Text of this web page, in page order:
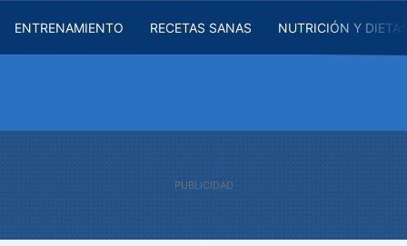
ENTRENAMIENTO RECETAS SANAS NUTRICIÓN Y